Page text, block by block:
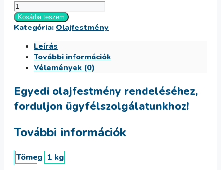
Láp
mennyiség
Kosárba teszem
Kategória: Olajfestmény
Leírás
További információk
Vélemények (0)
Egyedi olajfestmény rendeléséhez,
forduljon ügyfélszolgálatunkhoz!
További információk
Tömeg 1 kg